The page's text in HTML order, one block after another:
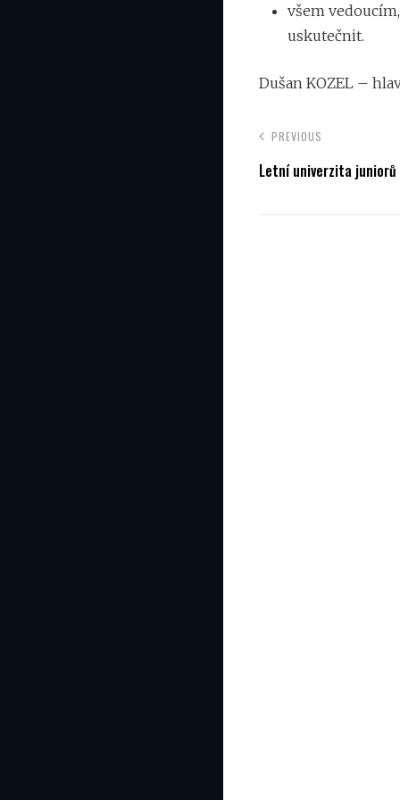
všem
uskutečnit.
Dušan KOZEL –
PREVIOUS
Letní univerzita juniorů